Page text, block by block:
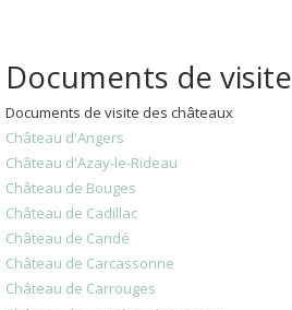
Documents de visite
Documents de visite des châteaux
Château d'Angers
Château d'Azay-le-Rideau
Château de Bouges
Château de Cadillac
Château de Candé
Château de Carcassonne
Château de Carrouges